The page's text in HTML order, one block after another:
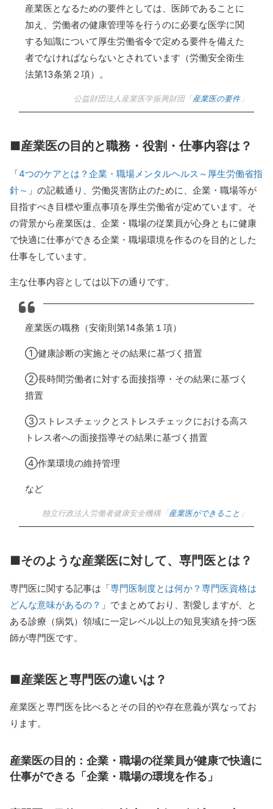
産業医となるための要件としては、医師であることに
加え、労働者の健康管理等を行うのに必要な医学に関
する知識について厚生労働省令で定める要件を備えた
者でなければならないとされています（労働安全衛生
法第13条第２項）。
公益財団法人産業医学振興財団「 産業医の要件」
■産業医の目的と職務・役割・仕事内容は？
「4つのケアとは？企業・職場メンタルヘルス～厚生労働省指
針～ 」の記載通り、労働災害防止のために、企業・職場等が
目指すべき目標や重点事項を厚生労働省が定めています。そ
の背景から産業医は、企業・職場の従業員が心身ともに健康
で快適に仕事ができる企業・職場環境を作るのを目的とした
仕事をしています。
主な仕事内容としては以下の通りです。
産業医の職務（安衛則第14条第１項）
①健康診断の実施とその結果に基づく措置
②長時間労働者に対する面接指導・その結果に基づく
措置
③ストレスチェックとストレスチェックにおける高ス
トレス者への面接指導その結果に基づく措置
④作業環境の維持管理
など
独立行政法人労働者健康安全機構「 産業医ができること 」
■そのような産業医に対して、専門医とは？
専門医に関する記事は「専門医制度とは何か？専門医資格は
どんな意味があるの？ 」でまとめており、割愛しますが、と
ある診療（病気）領域に一定レベル以上の知見実績を持つ医
師が専門医です。
■産業医と専門医の違いは？
産業医と専門医を比べるとその目的や存在意義が異なってお
ります。
産業医の目的：企業・職場の従業員が健康で快適に
仕事ができる 「企業・職場の環境を作る」